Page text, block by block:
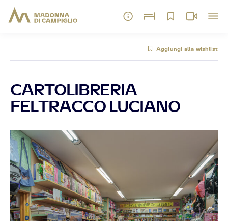
Aggiungi alla wishlist
CARTOLIBRERIA
FELTRACCO LUCIANO